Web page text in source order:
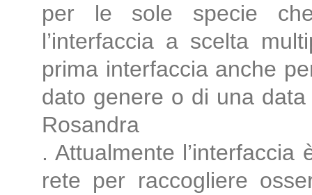
per le sole specie
l’interfaccia a scelta
prima interfaccia anche
dato genere o di una
Rosandra
. Attualmente
rete per raccogliere